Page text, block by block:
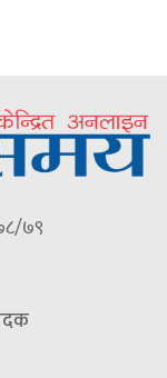
७९